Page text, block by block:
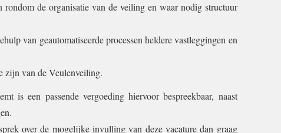
de organisatie van de veiling en waar nodig structuur
van geautomatiseerde processen heldere vastleggingen en
zijn van de Veulenveiling.
is een passende vergoeding hiervoor bespreekbaar, naast
over de mogelijke invulling van deze vacature dan graag